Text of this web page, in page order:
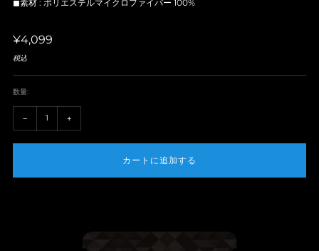
◼︎素材 : ポリエステルマイクロファイバー 100%
定
価
¥4,099
税込
数量:
−+1 +-1
カートに追加する